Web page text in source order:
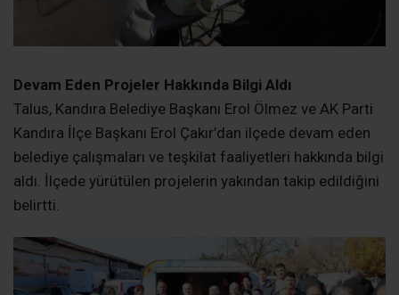
Devam Eden Projeler Hakkında Bilgi Aldı
Talus, Kandıra Belediye Başkanı Erol Ölmez ve AK Parti
Kandıra İlçe Başkanı Erol Çakır’dan ilçede devam eden
belediye çalışmaları ve teşkilat faaliyetleri hakkında bilgi
aldı. İlçede yürütülen projelerin yakından takip edildiğini
belirtti.